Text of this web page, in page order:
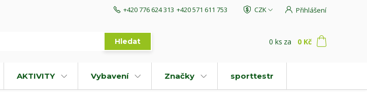
CZK Přihlášení
Hledat
+420 776 624 313 +420 571 611 753
0 ks za 0 Kč
AKTIVITY Vybavení Značky sporttestr